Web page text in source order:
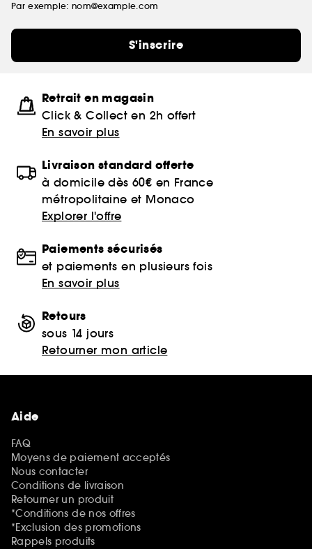
Par exemple: nom@example.com
S'inscrire
Retrait en magasin
Click & Collect en 2h offert
En savoir plus
Livraison standard offerte
à domicile dès 60€ en France
métropolitaine et Monaco
Explorer l'offre
Paiements sécurisés
et paiements en plusieurs fois
En savoir plus
Retours
sous 14 jours
Retourner mon article
Aide
FAQ
Moyens de paiement acceptés
Nous contacter
Conditions de livraison
Retourner un produit
*Conditions de nos offres
*Exclusion des promotions
Rappels produits